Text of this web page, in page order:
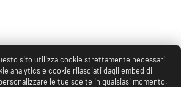
sito utilizza cookie strettamente necessari
analytics e cookie rilasciati dagli embed di
le tue scelte in qualsiasi momento.